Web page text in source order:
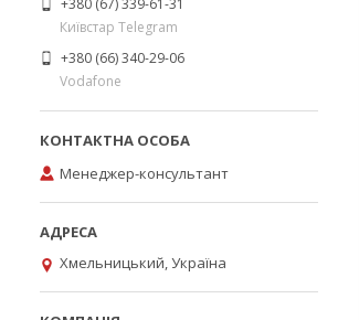
Київстар Telegram
+380 (66) 340-29-06
Vodafone
Менеджер-консультант
Хмельницький, Україна